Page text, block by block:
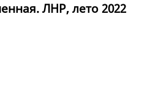
ЛНР, лето 2022